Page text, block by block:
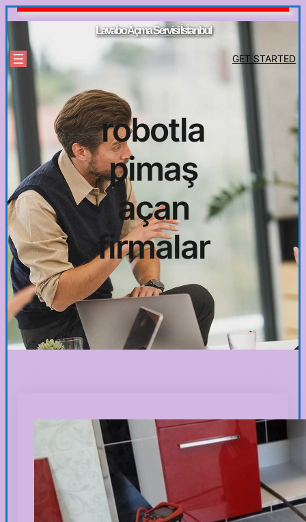
İçeriğe
Lavabo Açma Servisi İstanbul
GET STARTED
robotla
pimaş
açan
firmalar